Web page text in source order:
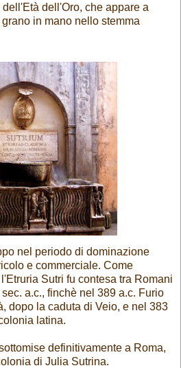
dell'Oro, che appare a
in mano nello stemma
nel periodo di dominazione
e commerciale. Come
Sutri fu contesa tra Romani
a.c., finchè nel 389 a.c. Furio
dopo la caduta di Veio, e nel 383
latina.
definitivamente a Roma,
di Julia Sutrina.